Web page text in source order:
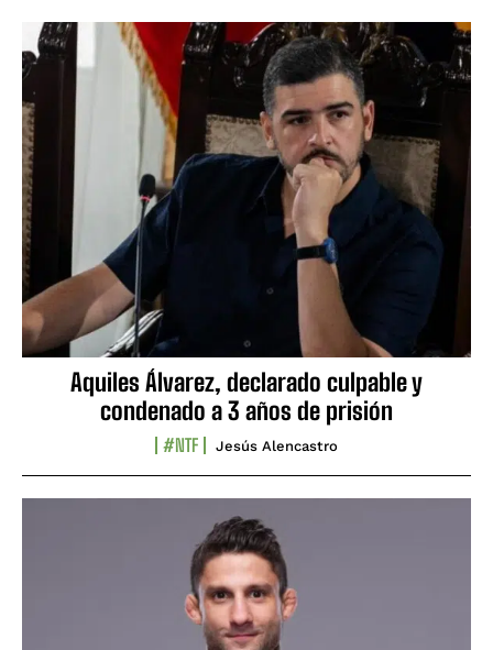
Aquiles Álvarez, declarado culpable y
condenado a 3 años de prisión
#NTF Jesús Alencastro